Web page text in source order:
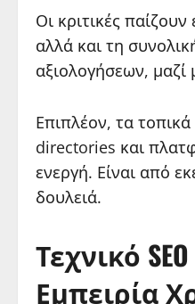
Οι κριτικές
αλλά και τη
αξιολογήσεων, μαζί
Επιπλέον, τα
directories και
ενεργή. Είναι από
δουλειά.
Τεχνικό
Εμπειρία